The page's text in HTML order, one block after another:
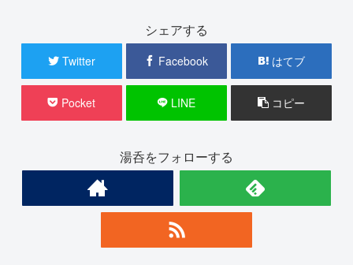
シェアする
Twitter Facebook はてブ
Pocket LINE コピー
湯呑をフォローする